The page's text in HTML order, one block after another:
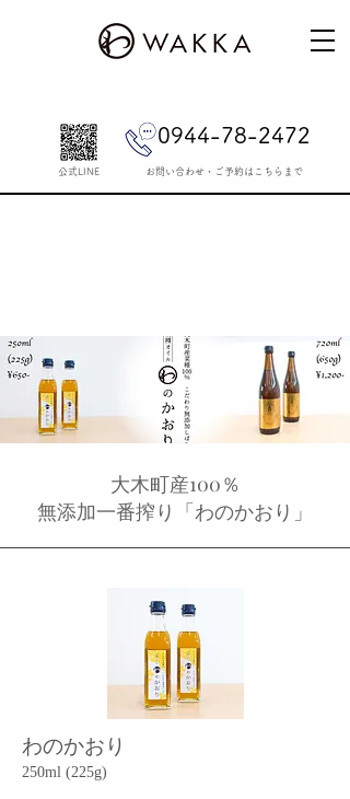
公式LINE
0944-78-2472
​お問い合わせ・ご予約はこちらまで
大木町産100％
無添加一番搾り「わのかおり」
わのかおり
250ml (225g)